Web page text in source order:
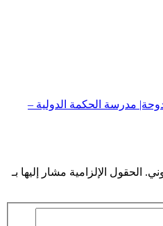
مدرسة الحكمة الدولية –
الحقول الإلزامية مشار إليها بـ